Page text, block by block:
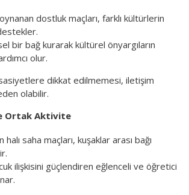
dostluk maçları, farklı kültürlerin
bir bağ kurarak kültürel önyargıların
olur.
dikkat edilmemesi, iletişim
olabilir.
Ortak Aktivite
halı saha maçları, kuşaklar arası bağı
ilişkisini güçlendiren eğlenceli ve öğretici